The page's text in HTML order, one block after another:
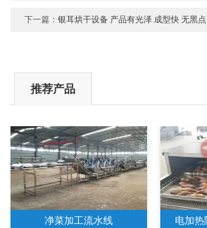
下一篇：银耳烘干设备 产品有光泽 成型快 无黑点
推荐产品
净菜加工流水线 电加热